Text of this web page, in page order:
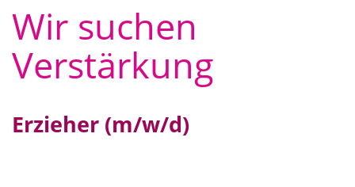
Kita Klosterhof
Ansprechpartner
Wir suchen
Verstärkung
Erzieher (m/w/d)